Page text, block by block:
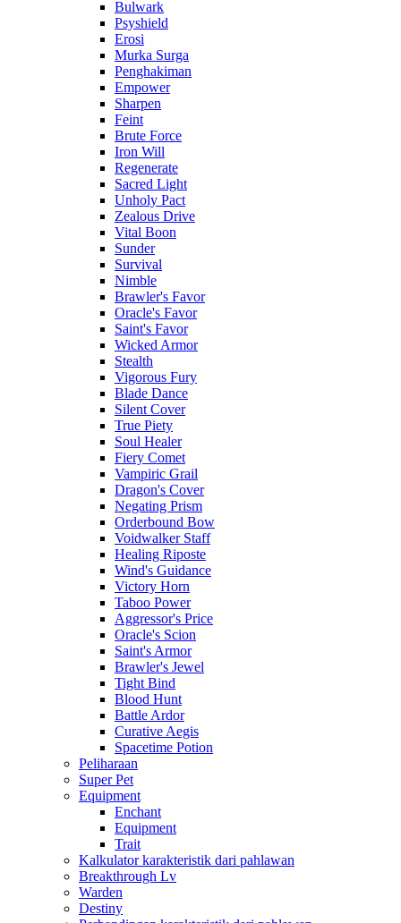
Bulwark
Psyshield
Erosi
Murka Surga
Penghakiman
Empower
Sharpen
Feint
Brute Force
Iron Will
Regenerate
Sacred Light
Unholy Pact
Zealous Drive
Vital Boon
Sunder
Survival
Nimble
Brawler's Favor
Oracle's Favor
Saint's Favor
Wicked Armor
Stealth
Vigorous Fury
Blade Dance
Silent Cover
True Piety
Soul Healer
Fiery Comet
Vampiric Grail
Dragon's Cover
Negating Prism
Orderbound Bow
Voidwalker Staff
Healing Riposte
Wind's Guidance
Victory Horn
Taboo Power
Aggressor's Price
Oracle's Scion
Saint's Armor
Brawler's Jewel
Tight Bind
Blood Hunt
Battle Ardor
Curative Aegis
Spacetime Potion
Peliharaan
Super Pet
Equipment
Enchant
Equipment
Trait
Kalkulator karakteristik dari pahlawan
Breakthrough Lv
Warden
Destiny